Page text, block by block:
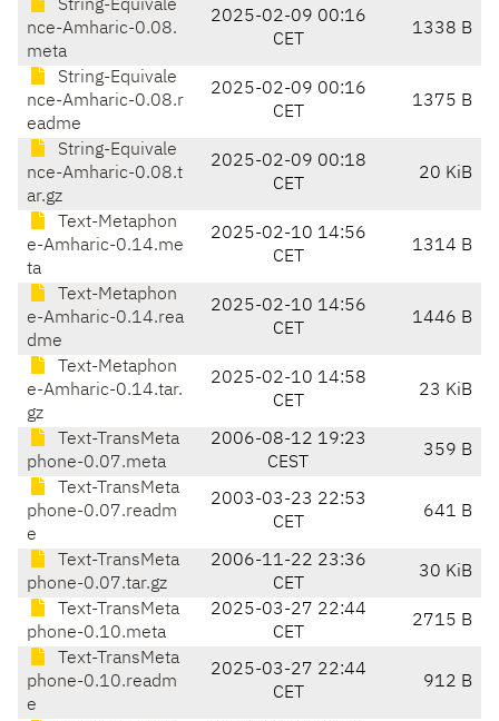
String-Equivale
nce-Amharic-0.08.
meta
2025-02-09 00:16
CET
1338 B
String-Equivale
nce-Amharic-0.08.r
eadme
2025-02-09 00:16
CET
1375 B
String-Equivale
nce-Amharic-0.08.t
ar.gz
2025-02-09 00:18
CET
20 KiB
Text-Metaphon
e-Amharic-0.14.me
ta
2025-02-10 14:56
CET
1314 B
Text-Metaphon
e-Amharic-0.14.rea
dme
2025-02-10 14:56
CET
1446 B
Text-Metaphon
e-Amharic-0.14.tar.
gz
2025-02-10 14:58
CET
23 KiB
Text-TransMeta
phone-0.07.meta
2006-08-12 19:23
CEST
359 B
Text-TransMeta
phone-0.07.readm
e
2003-03-23 22:53
CET
641 B
Text-TransMeta
phone-0.07.tar.gz
2006-11-22 23:36
CET
30 KiB
Text-TransMeta
phone-0.10.meta
2025-03-27 22:44
CET
2715 B
Text-TransMeta
phone-0.10.readm
e
2025-03-27 22:44
CET
912 B